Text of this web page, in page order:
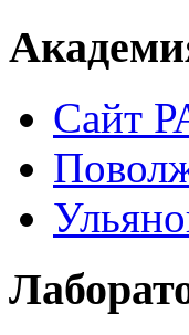
Сайт